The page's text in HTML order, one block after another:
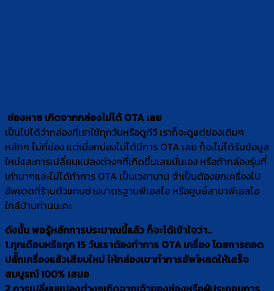
ช่องหาย เกิดจากกล่องไม่ได้ OTA เลย
เป็นไปได้ว่ากล่องที่เราใช้ทุกวันหรือดูทีวี เราก็จะดูแต่ช่องเดิมๆ
หลักๆ ไม่กี่ช่อง แต่เมื่อกบ่องไม่ได้มีการ OTA เลย ก็จะไม่ได้รับข้อมูล
ใหม่และการเปลี่ยนแปลงต่างๆที่เกิดขึ้นเลยนั่นเอง หรือถ้ากล่องรุ่นที่
เก่ามาๆและไม่ได้ทำการ OTA เป็นเวลานาน จำเป็นต้องยกเครื่องไป
อัพเดตที่ร้านตัวแทนช่างมาตรฐานพีเอสไอ หรือศูนย์สาขาพีเอสไอ
ใกล้บ้านท่านนะคะ
ดังนั้น พอรู้หลักการประมาณนี้แล้ว ก็จะได้เข้าใจว่า..
1.ทุกเดือนหรือทุก 15 วันเราต้องทำการ OTA เครื่อง โดยการถอด
ปลั๊กเครื่องแล้วเสียบใหม่ ให้กล่องเขาทำการอัพโหลดให้เสร็จ
สมบูรณ์ 100% เสมอ